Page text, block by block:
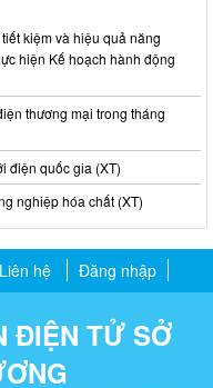
kiệm và hiệu quả năng
hiện Kế hoạch hành động
thương mại trong tháng
điện quốc gia (XT)
nghiệp hóa chất (XT)
Liên hệ Đăng nhập
ĐIỆN TỬ SỞ